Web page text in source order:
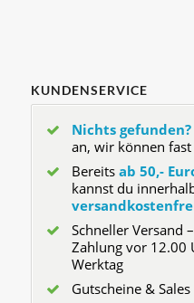
KUNDENSERVICE
Nichts gefunden?
an, wir können fast
Bereits ab 50,-
kannst du
Schneller Versand
Zahlung vor 12.00
Werktag
Gutscheine & Sales